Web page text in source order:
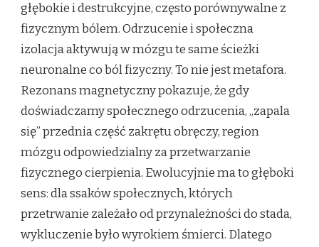
głębokie i destrukcyjne, często porównywalne z
fizycznym bólem. Odrzucenie i społeczna
izolacja aktywują w mózgu te same ścieżki
neuronalne co ból fizyczny. To nie jest metafora.
Rezonans magnetyczny pokazuje, że gdy
doświadczamy społecznego odrzucenia, „zapala
się” przednia część zakrętu obręczy, region
mózgu odpowiedzialny za przetwarzanie
fizycznego cierpienia. Ewolucyjnie ma to głęboki
sens: dla ssaków społecznych, których
przetrwanie zależało od przynależności do stada,
wykluczenie było wyrokiem śmierci. Dlatego